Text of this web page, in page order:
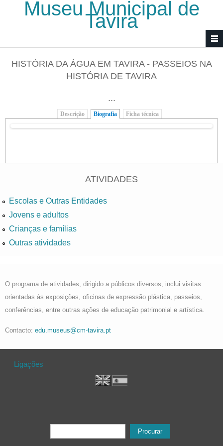
Passar para o conteúdo principal
Museu Municipal de
Tavira
HISTÓRIA DA ÁGUA EM TAVIRA - PASSEIOS NA
HISTÓRIA DE TAVIRA
...
Descrição Biografia (separador ativo)
Ficha técnica
ATIVIDADES
Escolas e Outras Entidades
Jovens e adultos
Crianças e famílias
Outras atividades
O programa de atividades, dirigido a públicos diversos, inclui visitas
orientadas às exposições, oficinas de expressão plástica, passeios,
conferências, entre outras ações de educação patrimonial e artística.
Contacto: edu.museus@cm-tavira.pt
Ligações
Formulário de procura